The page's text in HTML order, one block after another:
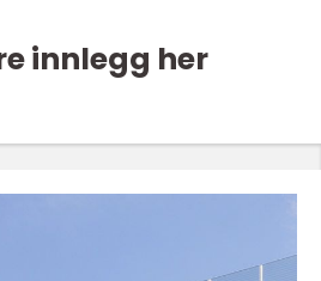
innlegg her